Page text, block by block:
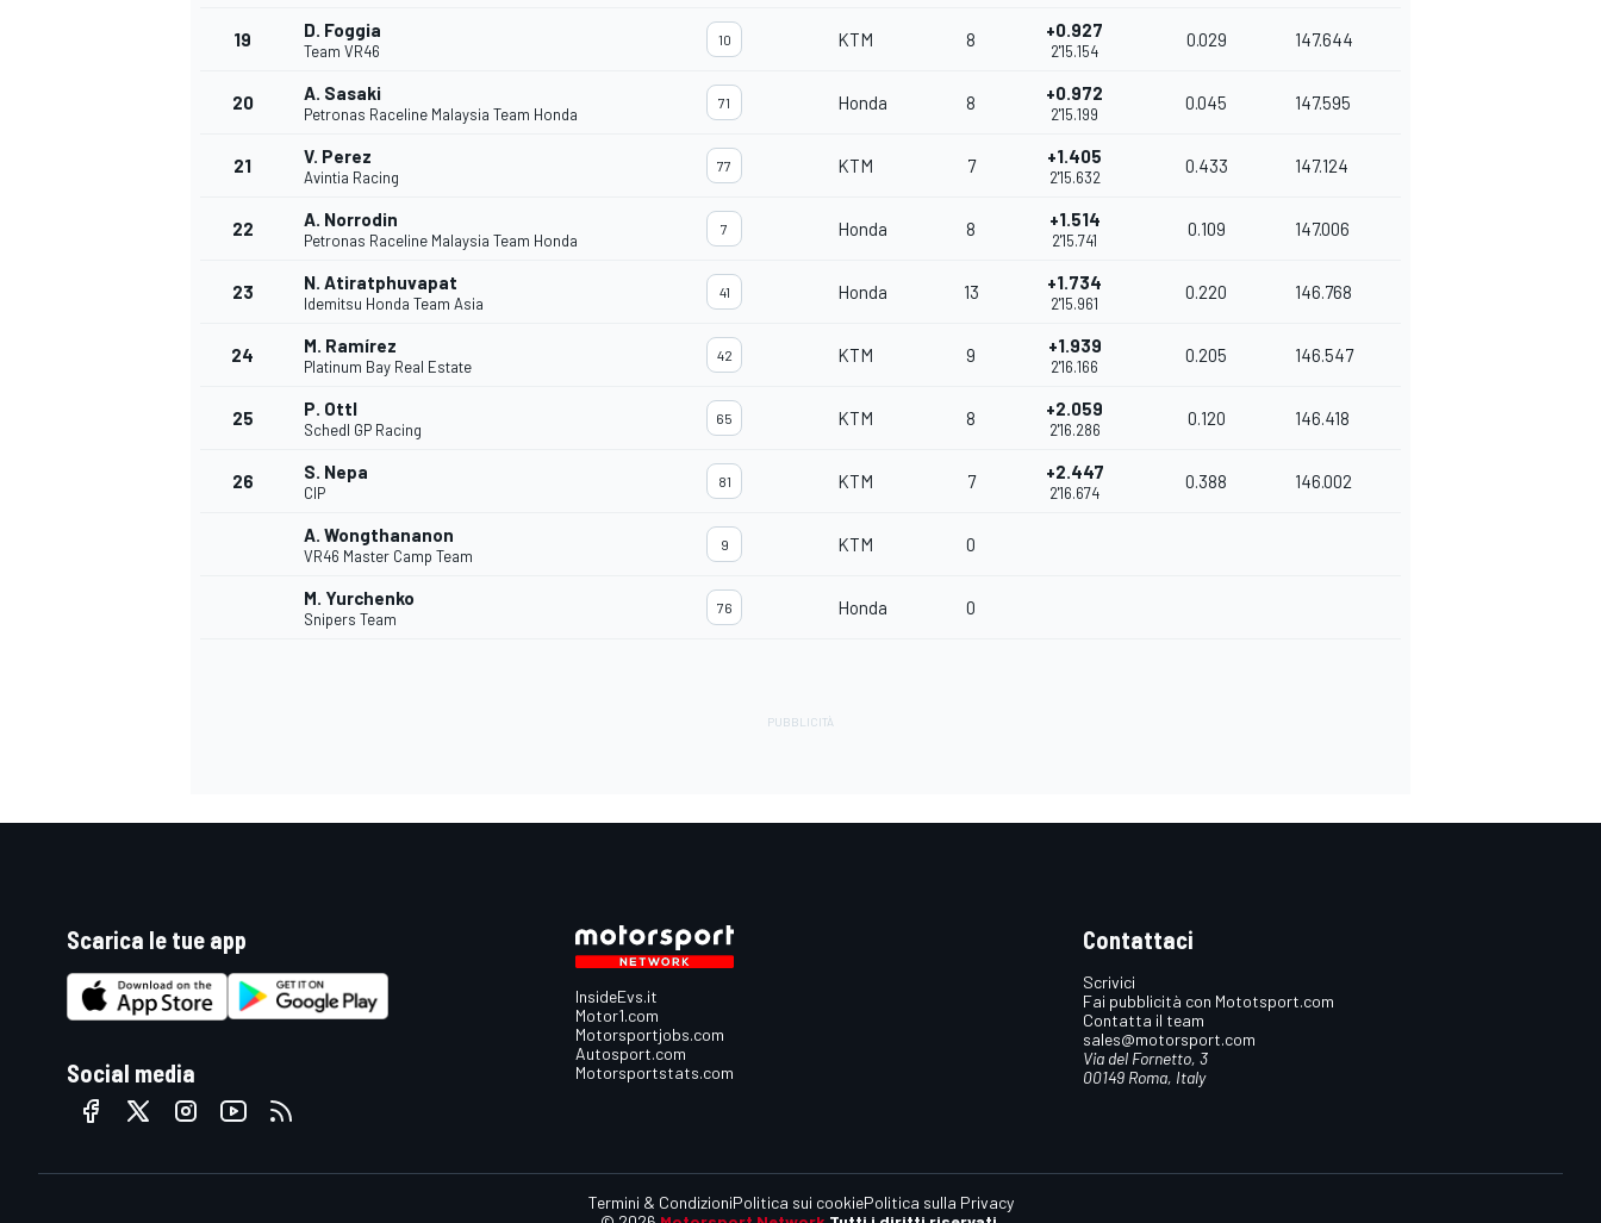
19 D. Foggia
Team VR46
10 KTM 8 +0.927
2'15.154
0.029 147.644
20 A. Sasaki
Petronas Raceline Malaysia Team Honda
71 Honda 8 +0.972
2'15.199
0.045 147.595
21 V. Perez
Avintia Racing
77 KTM 7 +1.405
2'15.632
0.433 147.124
22 A. Norrodin
Petronas Raceline Malaysia Team Honda
7 Honda 8 +1.514
2'15.741
0.109 147.006
23 N. Atiratphuvapat
Idemitsu Honda Team Asia
41 Honda 13 +1.734
2'15.961
0.220 146.768
24 M. Ramírez
Platinum Bay Real Estate
42 KTM 9 +1.939
2'16.166
0.205 146.547
25 P. Ottl
Schedl GP Racing
65 KTM 8 +2.059
2'16.286
0.120 146.418
26 S. Nepa
CIP
81 KTM 7 +2.447
2'16.674
0.388 146.002
A. Wongthananon
VR46 Master Camp Team
9 KTM 0
M. Yurchenko
Snipers Team
76 Honda 0
Scarica le tue app
Social media
InsideEvs.it
Motor1.com
Motorsportjobs.com
Autosport.com
Motorsportstats.com
Contattaci
Scrivici
Fai pubblicità con Mototsport.com
Contatta il team
sales@motorsport.com
Via del Fornetto, 3
00149 Roma, Italy
Termini & CondizioniPolitica sui cookiePolitica sulla Privacy